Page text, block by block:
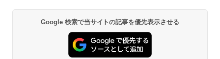
Google 検索で当サイトの記事を優先表示させる